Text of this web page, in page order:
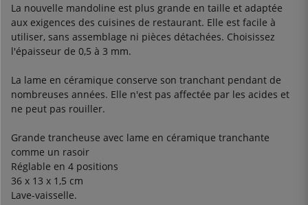
La nouvelle mandoline est plus grande en taille et adaptée
aux exigences des cuisines de restaurant. Elle est facile à
utiliser, sans assemblage ni pièces détachées. Choisissez
l'épaisseur de 0,5 à 3 mm.
La lame en céramique conserve son tranchant pendant de
nombreuses années. Elle n'est pas affectée par les acides et
ne peut pas rouiller.
Grande trancheuse avec lame en céramique tranchante
comme un rasoir
Réglable en 4 positions
36 x 13 x 1,5 cm
Lave-vaisselle.